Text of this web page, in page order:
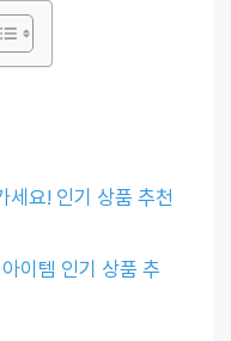
세요! 인기 상품 추천
이템 인기 상품 추